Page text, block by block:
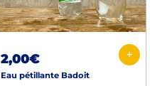
2,00€ +
Eau pétillante Badoit